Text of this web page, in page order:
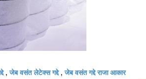
,जेब वसंत लेटेक्स गद्दे,जेब वसंत गद्दे राजा आकार